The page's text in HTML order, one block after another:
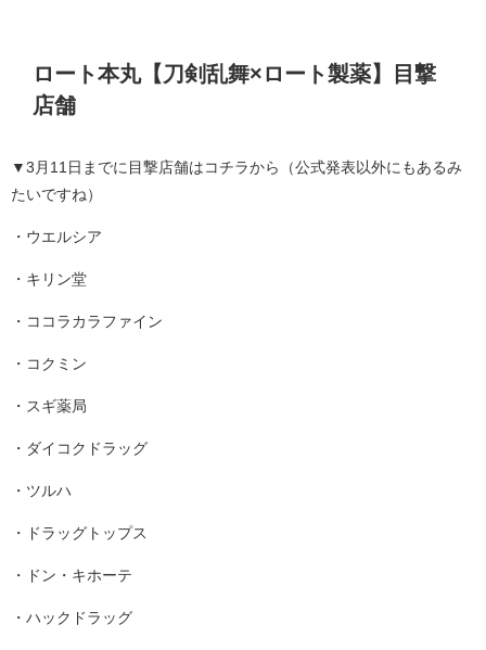
ロート本丸【刀剣乱舞×ロート製薬】目撃
店舗
▼3月11日までに目撃店舗はコチラから（公式発表以外にもあるみ
たいですね）
・ウエルシア
・キリン堂
・ココラカラファイン
・コクミン
・スギ薬局
・ダイコクドラッグ
・ツルハ
・ドラッグトップス
・ドン・キホーテ
・ハックドラッグ